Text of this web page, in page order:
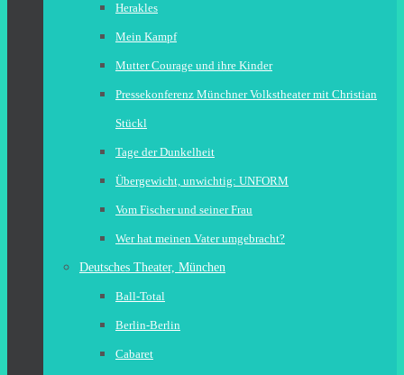
Herakles
Mein Kampf
Mutter Courage und ihre Kinder
Pressekonferenz Münchner Volkstheater mit Christian
Stückl
Tage der Dunkelheit
Übergewicht, unwichtig: UNFORM
Vom Fischer und seiner Frau
Wer hat meinen Vater umgebracht?
Deutsches Theater, München
Ball-Total
Berlin-Berlin
Cabaret